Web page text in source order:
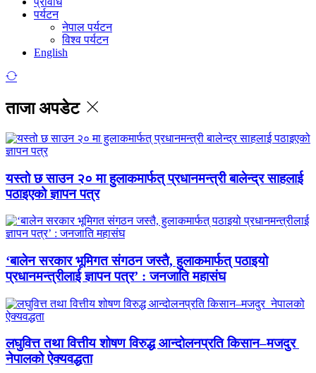
पर्यटन
नेपाल पर्यटन
विश्व पर्यटन
English
ताजा अपडेट
यस्तो छ साउन २० मा हुलाकमार्फत् प्रधानमन्त्री बालेन्द्र साहलाई
पठाइएको ज्ञापन पत्र
‘बालेन सरकार भूमिगत संगठन जस्तै, हुलाकमार्फत् पठाइयो
प्रधानमन्त्रीलाई ज्ञापन पत्र’ : जनजाति महासंघ
लघुवित्त तथा वित्तीय शोषण विरुद्ध आन्दोलनप्रति किसान–मजदुर
नेपालको ऐक्यवद्धता